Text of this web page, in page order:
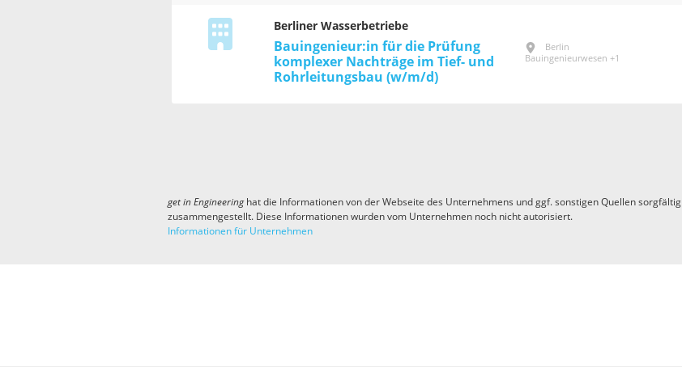
Berliner Wasserbetriebe
Bauingenieur:in für die Prüfung
komplexer Nachträge im Tief- und
Rohrleitungsbau (w/m/d)
Berlin
Bauingenieurwesen +1
get in Engineeringhat die Informationen von der Webseite des Unternehmens und ggf. sonstigen Quellen sorgfältig
zusammengestellt. Diese Informationen wurden vom Unternehmen noch nicht autorisiert.
Informationen für Unternehmen